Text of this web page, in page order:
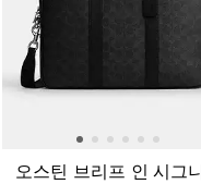
오스틴 브리프 인 시그